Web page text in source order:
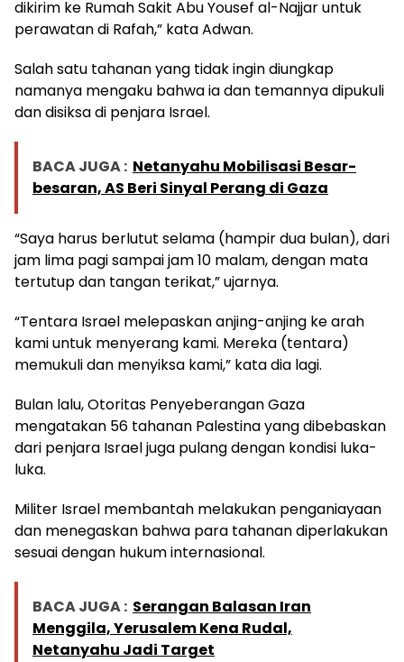
dikirim ke Rumah Sakit Abu Yousef al-Najjar untuk
perawatan di Rafah,” kata Adwan.
Salah satu tahanan yang tidak ingin diungkap
namanya mengaku bahwa ia dan temannya dipukuli
dan disiksa di penjara Israel.
BACA JUGA : Netanyahu Mobilisasi Besar-
besaran, AS Beri Sinyal Perang di Gaza
“Saya harus berlutut selama (hampir dua bulan), dari
jam lima pagi sampai jam 10 malam, dengan mata
tertutup dan tangan terikat,” ujarnya.
“Tentara Israel melepaskan anjing-anjing ke arah
kami untuk menyerang kami. Mereka (tentara)
memukuli dan menyiksa kami,” kata dia lagi.
Bulan lalu, Otoritas Penyeberangan Gaza
mengatakan 56 tahanan Palestina yang dibebaskan
dari penjara Israel juga pulang dengan kondisi luka-
luka.
Militer Israel membantah melakukan penganiayaan
dan menegaskan bahwa para tahanan diperlakukan
sesuai dengan hukum internasional.
BACA JUGA : Serangan Balasan Iran
Menggila, Yerusalem Kena Rudal,
Netanyahu Jadi Target